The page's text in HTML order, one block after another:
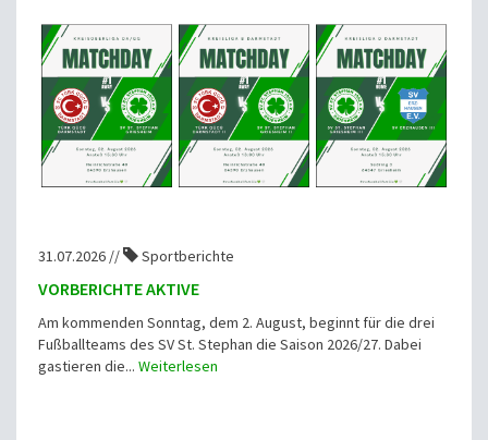
31.07.2026 // Sportberichte
VORBERICHTE AKTIVE
Am kommenden Sonntag, dem 2. August, beginnt für die drei
Fußballteams des SV St. Stephan die Saison 2026/27. Dabei
gastieren die... Weiterlesen